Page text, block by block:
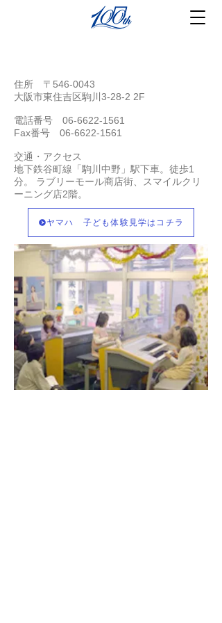
住所 〒546-0043
大阪市東住吉区駒川3-28-2 2F
電話番号 06-6622-1561
Fax番号 06-6622-1561
交通・アクセス
地下鉄谷町線「駒川中野」駅下車。徒歩1
分。 ラブリーモール商店街、スマイルクリ
ーニング店2階。
ヤマハ 子ども体験見学はコチラ